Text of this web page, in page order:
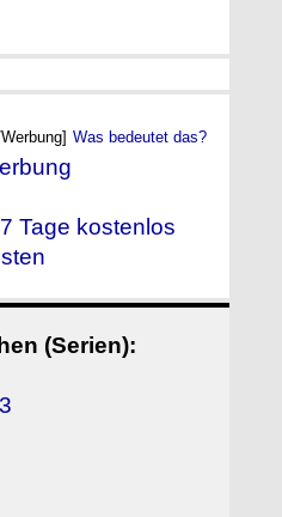
Was bedeutet das?
Tage kostenlos
(Serien):